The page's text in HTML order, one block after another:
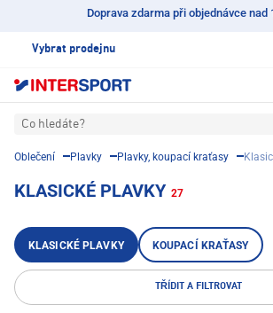
Doprava zdarma při objednávce nad
Vybrat prodejnu
Co hledáte?
Oblečení Plavky Plavky, koupací kraťasy
KLASICKÉ PLAVKY 27
KLASICKÉ PLAVKY KOUPACÍ KRAŤASY
TŘÍDIT A FILTROVAT